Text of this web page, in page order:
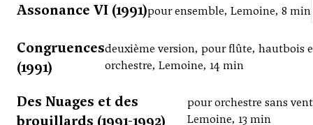
Assonance VI (1991)pour ensemble, Lemoine, 8 min
Congruences
(1991)
deuxième version, pour flûte, hautbois
orchestre, Lemoine, 14 min
Des Nuages et des
brouillards (1991-1992)
pour orchestre sans
Lemoine, 13 min